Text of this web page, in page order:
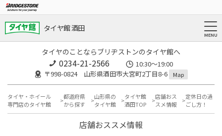
タイヤ館 酒田
タイヤのことならブリヂストンのタイヤ館へ
0234-21-2566
10:30～19:00
〒998-0824 山形県酒田市大宮町2丁目8-6
Map
タイヤ・ホイール
専門店のタイヤ館
都道府県
から探す
山形県の
タイヤ館
タイヤ館
酒田TOP
店舗おス
スメ情報
定休日の過
ごし方！
店舗おススメ情報